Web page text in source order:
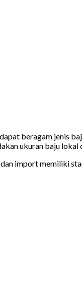
beragam jenis
ukuran baju lokal
import memiliki